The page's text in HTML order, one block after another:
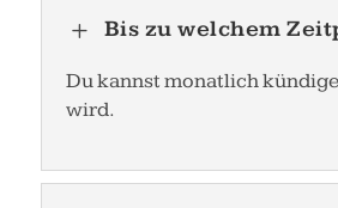
L Bis zu welchem
Du kannst monatlich
wird.